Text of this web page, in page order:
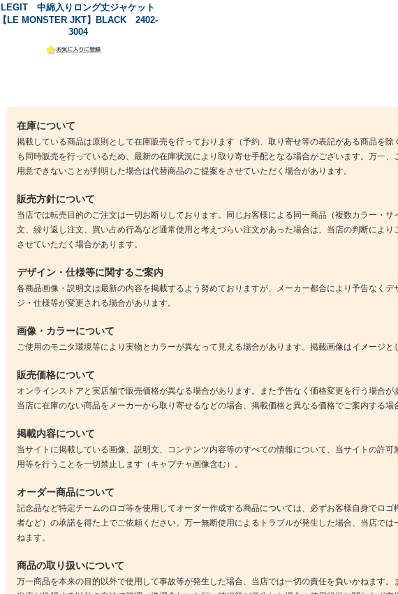
LEGIT 中綿入りロング丈ジャケット
【LE MONSTER JKT】BLACK 2402-
3004
在庫について
掲載している商品は原則として在庫販売を行っております（予約、取り寄せ等の表記がある商品を除
も同時販売を行っているため、最新の在庫状況により取り寄せ手配となる場合がございます。万一、
用意できないことが判明した場合は代替商品のご提案をさせていただく場合があります。
販売方針について
当店では転売目的のご注文は一切お断りしております。同じお客様による同一商品（複数カラー・サ
文、繰り返し注文、買い占め行為など通常使用と考えづらい注文があった場合は、当店の判断により
させていただく場合があります。
デザイン・仕様等に関するご案内
各商品画像・説明文は最新の内容を掲載するよう努めておりますが、メーカー都合により予告なくデ
ジ・仕様等が変更される場合があります。
画像・カラーについて
ご使用のモニタ環境等により実物とカラーが異なって見える場合があります。掲載画像はイメージと
販売価格について
オンラインストアと実店舗で販売価格が異なる場合があります。また予告なく価格変更を行う場合が
当店に在庫のない商品をメーカーから取り寄せるなどの場合、掲載価格と異なる価格でご案内する場
掲載内容について
当サイトに掲載している画像、説明文、コンテンツ内容等のすべての情報について、当サイトの許可
用等を行うことを一切禁止します（キャプチャ画像含む）。
オーダー商品について
記念品など特定チームのロゴ等を使用してオーダー作成する商品については、必ずお客様自身でロゴ
者など）の承諾を得た上でご依頼ください。万一無断使用によるトラブルが発生した場合、当店では
ねます。
商品の取り扱いについて
万一商品を本来の目的以外で使用して事故等が発生した場合、当店では一切の責任を負いかねます。